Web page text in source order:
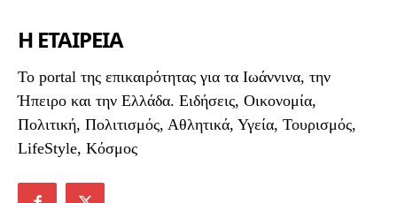
Η ΕΤΑΙΡΕΙΑ
To portal της επικαιρότητας για τα Ιωάννινα, την
Ήπειρο και την Ελλάδα. Ειδήσεις, Οικονομία,
Πολιτική, Πολιτισμός, Αθλητικά, Υγεία, Τουρισμός,
LifeStyle, Κόσμος